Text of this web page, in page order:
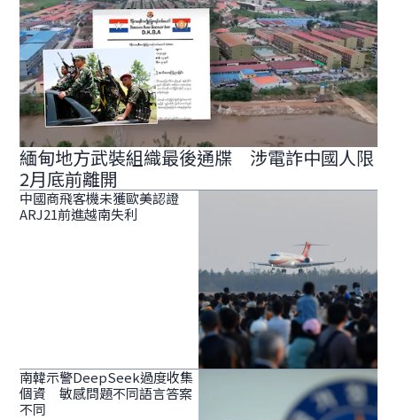
緬甸地方武裝組織最後通牒 涉電詐中國人限
2月底前離開
中國商飛客機未獲歐美認證
ARJ21前進越南失利
南韓示警DeepSeek過度收集
個資 敏感問題不同語言答案
不同